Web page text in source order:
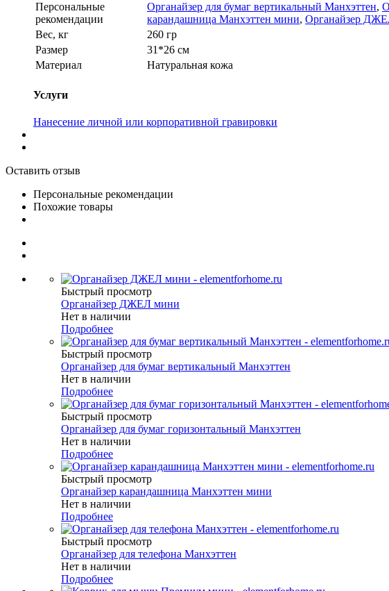
Персональные
рекомендации
Органайзер для бумаг вертикальный Манхэттен,
карандашница Манхэттен мини, Органайзер
Вес, кг
260 гр
Размер
31*26 см
Материал
Натуральная кожа
Услуги
Нанесение личной или корпоративной гравировки
Оставить отзыв
Персональные рекомендации
Похожие товары
Быстрый просмотр
Органайзер ДЖЕЛ мини
Нет в наличии
Подробнее
Быстрый просмотр
Органайзер для бумаг вертикальный Манхэттен
Нет в наличии
Подробнее
Быстрый просмотр
Органайзер для бумаг горизонтальный Манхэттен
Нет в наличии
Подробнее
Быстрый просмотр
Органайзер карандашница Манхэттен мини
Нет в наличии
Подробнее
Быстрый просмотр
Органайзер для телефона Манхэттен
Нет в наличии
Подробнее